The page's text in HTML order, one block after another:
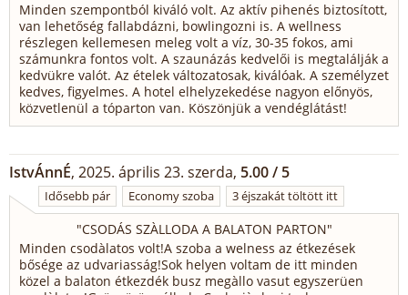
Minden szempontból kiváló volt. Az aktív pihenés biztosított,
van lehetőség fallabdázni, bowlingozni is. A wellness
részlegen kellemesen meleg volt a víz, 30-35 fokos, ami
számunkra fontos volt. A szaunázás kedvelői is megtalálják a
kedvükre valót. Az ételek változatosak, kiválóak. A személyzet
kedves, figyelmes. A hotel elhelyzekedése nagyon előnyös,
közvetlenül a tóparton van. Köszönjük a vendéglátást!
IstvÁnnÉ, 2025. április 23. szerda, 5.00 / 5
Idősebb pár Economy szoba 3 éjszakát töltött itt
"CSODÁS SZÀLLODA A BALATON PARTON"
Minden csodàlatos volt!A szoba a welness az étkezések
bősége az udvariasság!Sok helyen voltam de itt minden
közel a balaton étkezdék busz megàllo vasut egyszerüen